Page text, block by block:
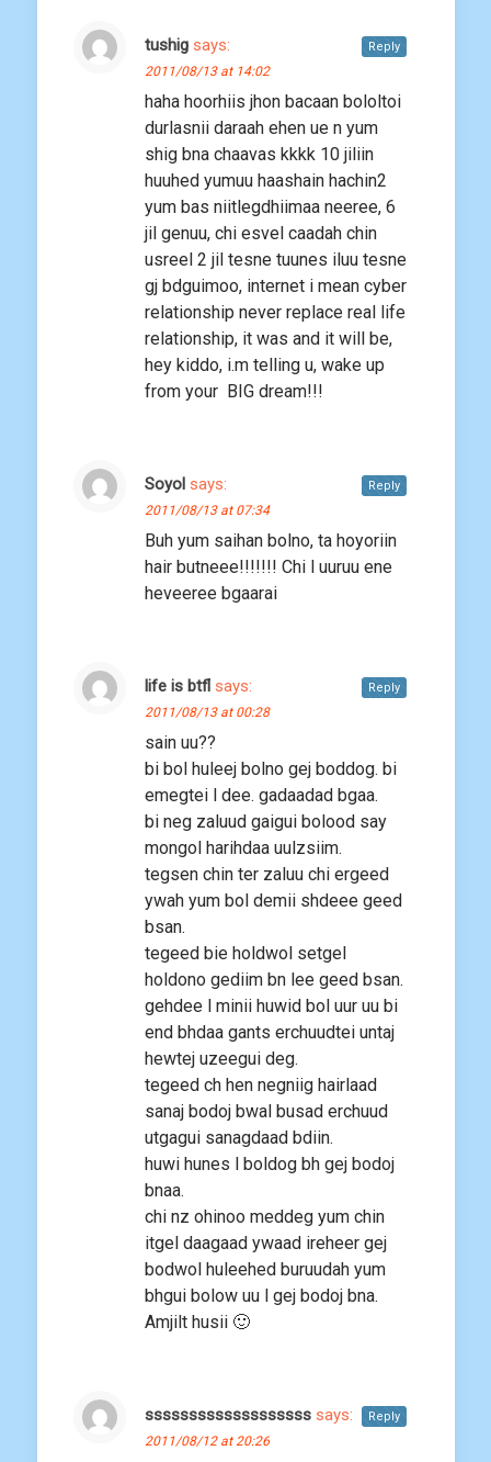
tushig says:
2011/08/13 at 14:02
haha hoorhiis jhon bacaan bololtoi
durlasnii daraah ehen ue n yum
shig bna chaavas kkkk 10 jiliin
huuhed yumuu haashain hachin2
yum bas niitlegdhiimaa neeree, 6
jil genuu, chi esvel caadah chin
usreel 2 jil tesne tuunes iluu tesne
gj bdguimoo, internet i mean cyber
relationship never replace real life
relationship, it was and it will be,
hey kiddo, i.m telling u, wake up
from your BIG dream!!!
Reply
Soyol says:
2011/08/13 at 07:34
Buh yum saihan bolno, ta hoyoriin
hair butneee!!!!!!! Chi l uuruu ene
heveeree bgaarai
Reply
life is btfl says:
2011/08/13 at 00:28
sain uu??
bi bol huleej bolno gej boddog. bi
emegtei l dee. gadaadad bgaa.
bi neg zaluud gaigui bolood say
mongol harihdaa uulzsiim.
tegsen chin ter zaluu chi ergeed
ywah yum bol demii shdeee geed
bsan.
tegeed bie holdwol setgel
holdono gediim bn lee geed bsan.
gehdee l minii huwid bol uur uu bi
end bhdaa gants erchuudtei untaj
hewtej uzeegui deg.
tegeed ch hen negniig hairlaad
sanaj bodoj bwal busad erchuud
utgagui sanagdaad bdiin.
huwi hunes l boldog bh gej bodoj
bnaa.
chi nz ohinoo meddeg yum chin
itgel daagaad ywaad ireheer gej
bodwol huleehed buruudah yum
bhgui bolow uu l gej bodoj bna.
Amjilt husii 🙂
Reply
sssssssssssssssssss says:
2011/08/12 at 20:26
Reply